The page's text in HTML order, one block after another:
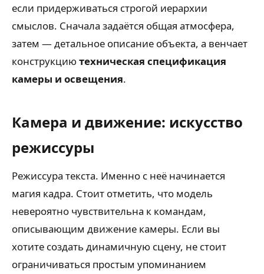
если придерживаться строгой иерархии
смыслов. Сначала задаётся общая атмосфера,
затем — детальное описание объекта, а венчает
конструкцию техническая спецификация
камеры и освещения.
Камера и движение: искусство
режиссуры
Режиссура текста. Именно с неё начинается
магия кадра. Стоит отметить, что модель
невероятно чувствительна к командам,
описывающим движение камеры. Если вы
хотите создать динамичную сцену, не стоит
ограничиваться простым упоминанием